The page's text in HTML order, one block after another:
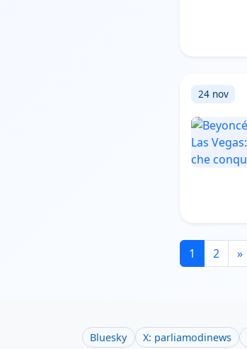
24 nov
1 2 »
Bluesky X: parliamodinews